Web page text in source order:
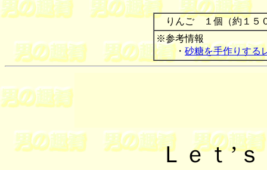
りんご １個（約１５
※参考情報
・ 砂糖を手作りする
Ｌｅｔ’